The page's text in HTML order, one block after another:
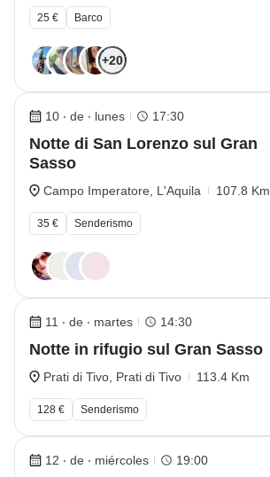
25 € Barco
+20
10 ‧ de ‧ lunes 17:30
Notte di San Lorenzo sul Gran
Sasso
Campo Imperatore, L'Aquila 107.8 Km
35 € Senderismo
11 ‧ de ‧ martes 14:30
Notte in rifugio sul Gran Sasso
Prati di Tivo, Prati di Tivo 113.4 Km
128 € Senderismo
12 ‧ de ‧ miércoles 19:00